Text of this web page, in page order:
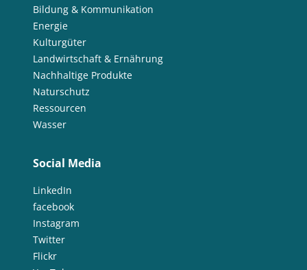
Bildung & Kommunikation
Energie
Kulturgüter
Landwirtschaft & Ernährung
Nachhaltige Produkte
Naturschutz
Ressourcen
Wasser
Social Media
LinkedIn
facebook
Instagram
Twitter
Flickr